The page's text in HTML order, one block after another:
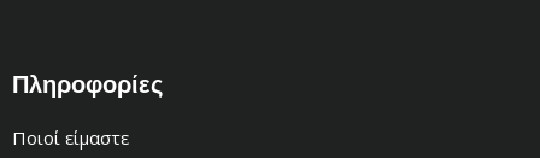
Πληροφορίες
Ποιοί είμαστε